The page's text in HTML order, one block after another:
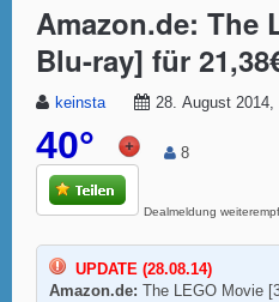
Amazon.de: The
Blu-ray] für
keinsta 28. August 2014,
40° 8
Dealmeldung
UPDATE (28.08.14)
Amazon.de: The LEGO Movie